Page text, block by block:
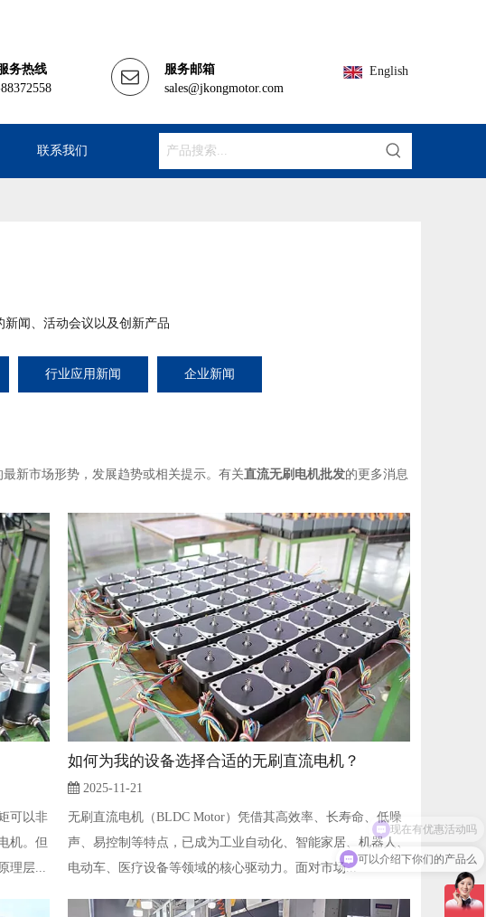
务热线
服务邮箱
sales@jkongmotor.com
English
联系我们
闻、活动会议以及创新产品
行业应用新闻 企业新闻
最新市场形势，发展趋势或相关提示。有关直流无刷电机批发的更多消息
可以非
机。但
理层...
如何为我的设备选择合适的无刷直流电机？
2025-11-21
无刷直流电机（BLDC Motor）凭借其高效率、长寿命、低噪
声、易控制等特点，已成为工业自动化、智能家居、机器人、
电动车、医疗设备等领域的核心驱动力。面对市场...
可以介绍下你们的产品么